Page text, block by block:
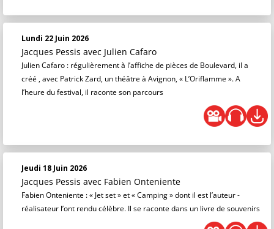
Lundi 22 Juin 2026
Jacques Pessis avec Julien Cafaro
Julien Cafaro : régulièrement à l’affiche de pièces de Boulevard, il a
créé , avec Patrick Zard, un théâtre à Avignon, « L’Oriflamme ». A
l’heure du festival, il raconte son parcours
Jeudi 18 Juin 2026
Jacques Pessis avec Fabien Onteniente
Fabien Onteniente : « Jet set » et « Camping » dont il est l’auteur -
réalisateur l’ont rendu célèbre. Il se raconte dans un livre de souvenirs